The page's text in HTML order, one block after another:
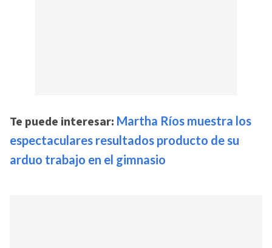
Te puede interesar: Martha Ríos muestra los
espectaculares resultados producto de su
arduo trabajo en el gimnasio